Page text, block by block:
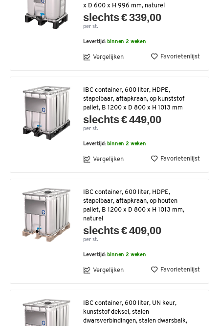
x D 600 x H 996 mm, naturel
slechts € 339,00
per st.
Levertijd: binnen 2 weken
Vergelijken Favorietenlijst
IBC container, 600 liter, HDPE,
stapelbaar, aftapkraan, op kunststof
pallet, B 1200 x D 800 x H 1013 mm
slechts € 449,00
per st.
Levertijd: binnen 2 weken
Vergelijken Favorietenlijst
IBC container, 600 liter, HDPE,
stapelbaar, aftapkraan, op houten
pallet, B 1200 x D 800 x H 1013 mm,
naturel
slechts € 409,00
per st.
Levertijd: binnen 2 weken
Vergelijken Favorietenlijst
IBC container, 600 liter, UN keur,
kunststof deksel, stalen
dwarsverbindingen, stalen dwarsbalk,